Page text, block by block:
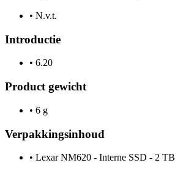
• N.v.t.
Introductie
• 6.20
Product gewicht
• 6 g
Verpakkingsinhoud
• Lexar NM620 - Interne SSD - 2 TB